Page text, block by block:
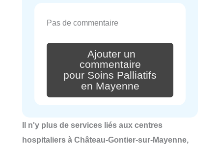
Pas de commentaire
Ajouter un
commentaire
pour Soins Palliatifs
en Mayenne
Il n'y plus de services liés aux centres
hospitaliers à Château-Gontier-sur-Mayenne,